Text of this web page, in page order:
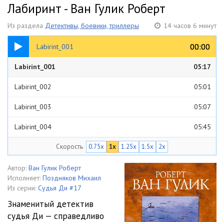
Лабиринт - Ван Гулик Роберт
Из раздела Детективы, боевики, триллеры 14 часов 6 минут
Labirint_001 00:00
00:00
05:17
Labirint_001 05:17
Labirint_002 05:01
Labirint_003 05:07
Labirint_004 05:45
Labirint_006 05:27
Labirint_007 05:06
Labirint_008 05:15
Скорость 0.75x 1x 1.25x 1.5x 2x
Автор: Ван Гулик Роберт
Исполняет: Поздняков Михаил
Из серии: Судья Ди #17
Знаменитый детектив
судья Ди — справедливо